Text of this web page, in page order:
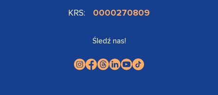
KRS: 0000270809
Śledź nas!